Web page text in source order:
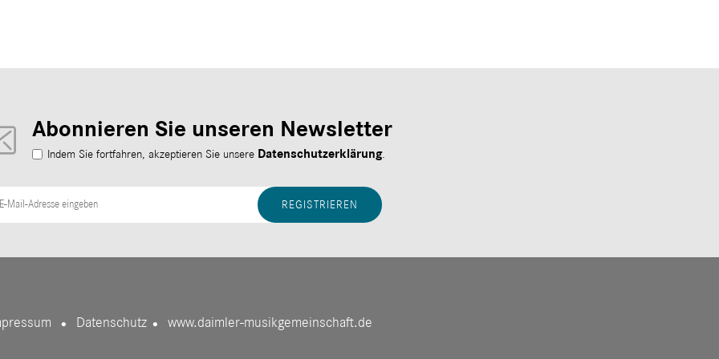
Abonnieren Sie unseren Newsletter
Indem Sie fortfahren, akzeptieren Sie unsere Datenschutzerklärung.
● Datenschutz ● www.daimler-musikgemeinschaft.de